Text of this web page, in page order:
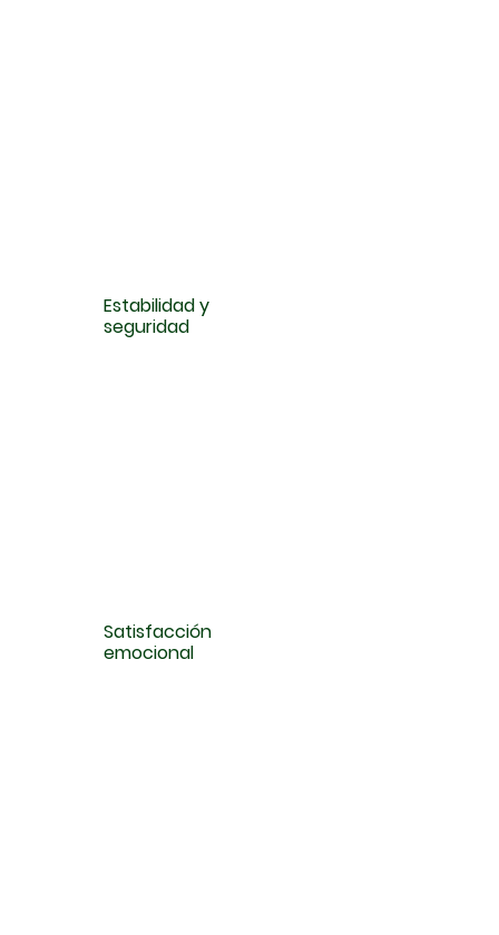
Estabilidad y
seguridad
Satisfacción
emocional